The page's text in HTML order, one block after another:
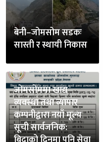
बेनी–जोमसोम सडकः
सास्ती र स्थायी निकास
जोमसोममा खाद्य
व्यवस्था तथा व्यापार
कम्पनीद्वारा नयाँ मूल्य
सूची सार्वजनिक: